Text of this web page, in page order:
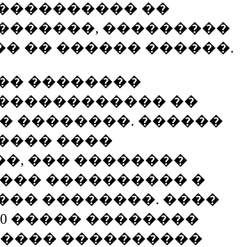
��
���������
�� ������ ������.
��������
��
��������. ������
����
��� ��������
���������� �
��������. ����
����� ��������
����������